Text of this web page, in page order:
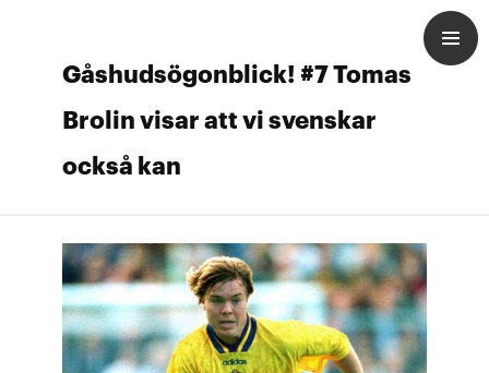
Gåshudsögonblick! #7 Tomas
Brolin visar att vi svenskar
också kan